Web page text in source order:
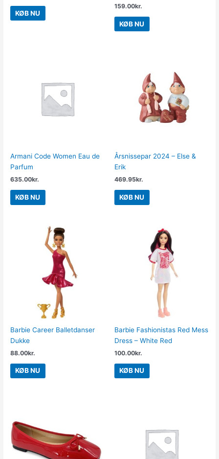
KØB NU
159.00kr.
KØB NU
Armani Code Women Eau de
Parfum
635.00kr.
KØB NU
Årsnissepar 2024 – Else &
Erik
469.95kr.
KØB NU
Barbie Career Balletdanser
Dukke
88.00kr.
KØB NU
Barbie Fashionistas Red Mess
Dress – White Red
100.00kr.
KØB NU